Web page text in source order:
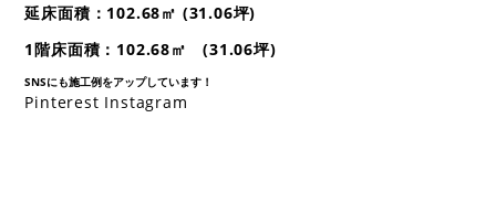
延床面積：102.68㎡ (31.06坪)
1階床面積：102.68㎡ (31.06坪)
SNSにも施工例をアップしています！
Pinterest Instagram